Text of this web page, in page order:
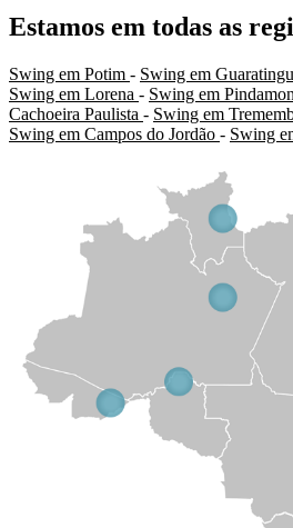
Estamos em todas as
Swing em Potim - Swing em
Swing em Lorena - Swing em
Cachoeira Paulista - Swing em
Swing em Campos do Jordão - Swing